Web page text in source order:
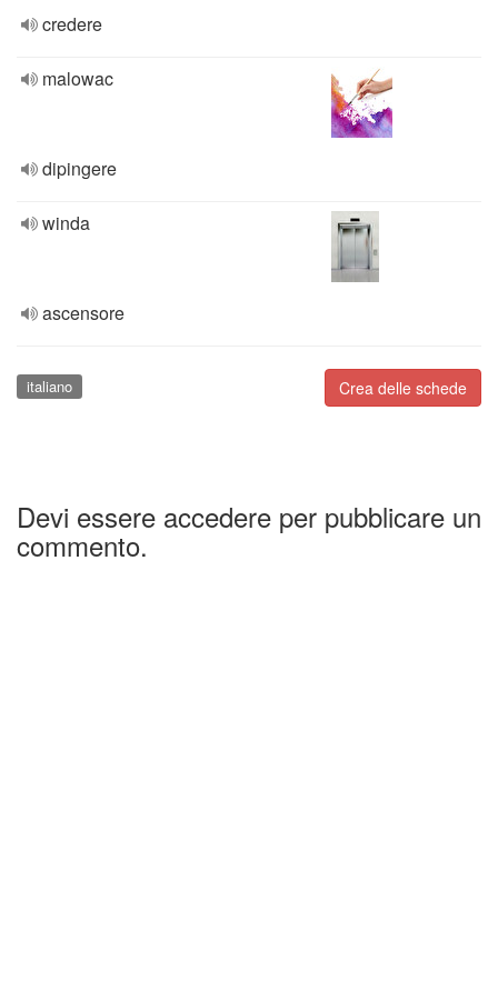
credere
malowac
dipingere
winda
ascensore
Crea delle schede
italiano
Devi essere accedere per pubblicare un
commento.